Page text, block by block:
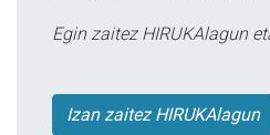
Egin zaitez HIRUKAlagun
Izan zaitez HIRUKAlagun